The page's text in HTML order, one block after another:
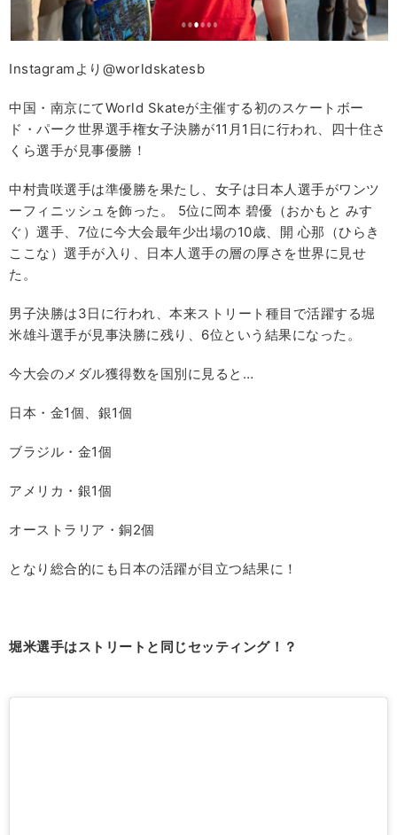
Instagramより@worldskatesb
中国・南京にてWorld Skateが主催する初のスケートボー
ド・パーク世界選手権女子決勝が11月1日に行われ、四十住さ
くら選手が見事優勝！
中村貴咲選手は準優勝を果たし、女子は日本人選手がワンツ
ーフィニッシュを飾った。 5位に岡本 碧優（おかもと みす
ぐ）選手、7位に今大会最年少出場の10歳、開 心那（ひらき
ここな）選手が入り、日本人選手の層の厚さを世界に見せ
た。
男子決勝は3日に行われ、本来ストリート種目で活躍する堀
米雄斗選手が見事決勝に残り、6位という結果になった。
今大会のメダル獲得数を国別に見ると…
日本・金1個、銀1個
ブラジル・金1個
アメリカ・銀1個
オーストラリア・銅2個
となり総合的にも日本の活躍が目立つ結果に！
堀米選手はストリートと同じセッティング！？